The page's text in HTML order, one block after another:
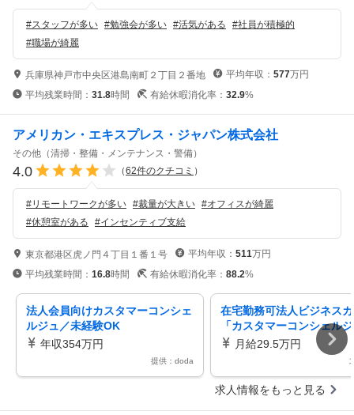
#スタッフが多い #勉強会が多い #活気がある #社員が積極的
#職場が綺麗
兵庫県神戸市中央区港島南町２丁目２番地 平均年収： 577万円
平均残業時間： 31.8時間 有給休暇消化率： 32.9%
アメリカン・エキスプレス・ジャパン株式会社
その他（清掃・整備・メンテナンス・警備）
4.0 （62件のクチコミ ）
#リモートワークが多い #裁量が大きい #オフィスが綺麗
#休憩室がある #インセンティブ支給
東京都港区虎ノ門４丁目１番１号 平均年収： 511万円
平均残業時間： 16.8時間 有給休暇消化率： 88.2%
法人会員向けカスタマーコンシェ
ルジュ／未経験OK
年収354万円
提供：doda
在宅勤務可法人ビジネス
「カスタマーコンシェル
月給29.5万円
求人情報をもっと見る